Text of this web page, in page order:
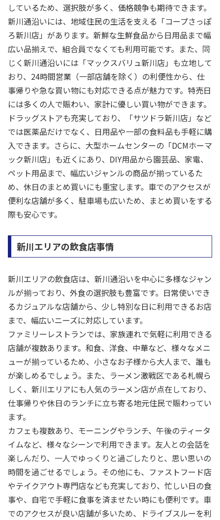
しているため、選択肢が多く、価格競争も期待できます。
新川通沿いには、地域住民の生活を支える「コープさっぽ
ろ新川店」があります。新鮮な生鮮食品から日用品まで幅
広い品揃えで、組合員でなくても利用可能です。また、同
じく新川通沿いには「マックスバリュ新川店」も立地して
おり、24時間営業（一部店舗を除く）の利便性から、仕
事帰りや急な買い物にも対応できる点が魅力です。特売日
には多くの人で賑わい、家計に優しい買い物ができます。
ドラッグストアも充実しており、「サツドラ新川店」など
では医薬品だけでなく、日用品や一部の食料品も手軽に購
入できます。さらに、大型ホームセンターの「DCMホーマ
ック新川店」も近くにあり、DIY用品から園芸品、家電、
ペット用品まで、幅広いジャンルの商品が揃っているた
め、休日のまとめ買いにも重宝します。車でのアクセスが
便利な店舗が多く、駐車場も広いため、まとめ買いをする
際も安心です。
新川エリアの飲食店事情
新川エリアの飲食店は、新川通沿いを中心に多様なジャン
ルが揃っており、外食の選択肢も豊富です。日常使いでき
るカジュアルな店舗から、少し特別な日に利用できるお店
まで、幅広いニーズに対応しています。
ファミリーレストランでは、家族連れで気軽に利用できる
店舗が複数あります。和食、洋食、中華など、様々なメニ
ューが揃っているため、小さなお子様から大人まで、誰も
が楽しめるでしょう。また、ラーメン激戦区である札幌ら
しく、新川エリアにも人気のラーメン店が点在しており、
仕事帰りや休日のランチに立ち寄る地元住民で賑わってい
ます。
カフェも複数あり、モーニングやランチ、午後のティータ
イムなど、様々なシーンで利用できます。友人との会話を
楽しんだり、一人でゆっくりと過ごしたりと、思い思いの
時間を過ごせるでしょう。その他にも、ファストフード店
やテイクアウト専門店なども充実しており、忙しい日の食
事や、自宅で手軽に食事を済ませたい時にも便利です。車
でのアクセスが良い店舗が多いため、ドライブスルーを利